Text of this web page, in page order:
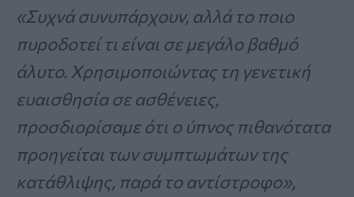
«Συχνά συνυπάρχουν, αλλά το ποιο
πυροδοτεί τι είναι σε μεγάλο βαθμό
άλυτο. Χρησιμοποιώντας τη γενετική
ευαισθησία σε ασθένειες,
προσδιορίσαμε ότι ο ύπνος πιθανότατα
προηγείται των συμπτωμάτων της
κατάθλιψης, παρά το αντίστροφο»,